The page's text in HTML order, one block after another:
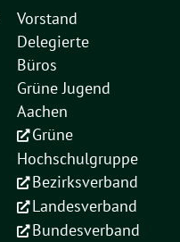
Vorstand
Delegierte
Büros
Grüne Jugend
Aachen
Grüne
Hochschulgruppe
Bezirksverband
Landesverband
Bundesverband